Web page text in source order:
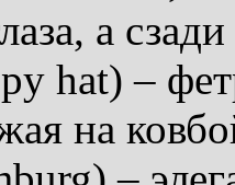
а
hat) –
на